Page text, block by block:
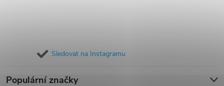
Sledovat na Instagramu
Populární značky